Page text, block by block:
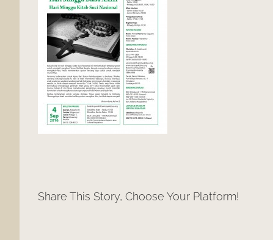
Share This Story, Choose Your Platform!